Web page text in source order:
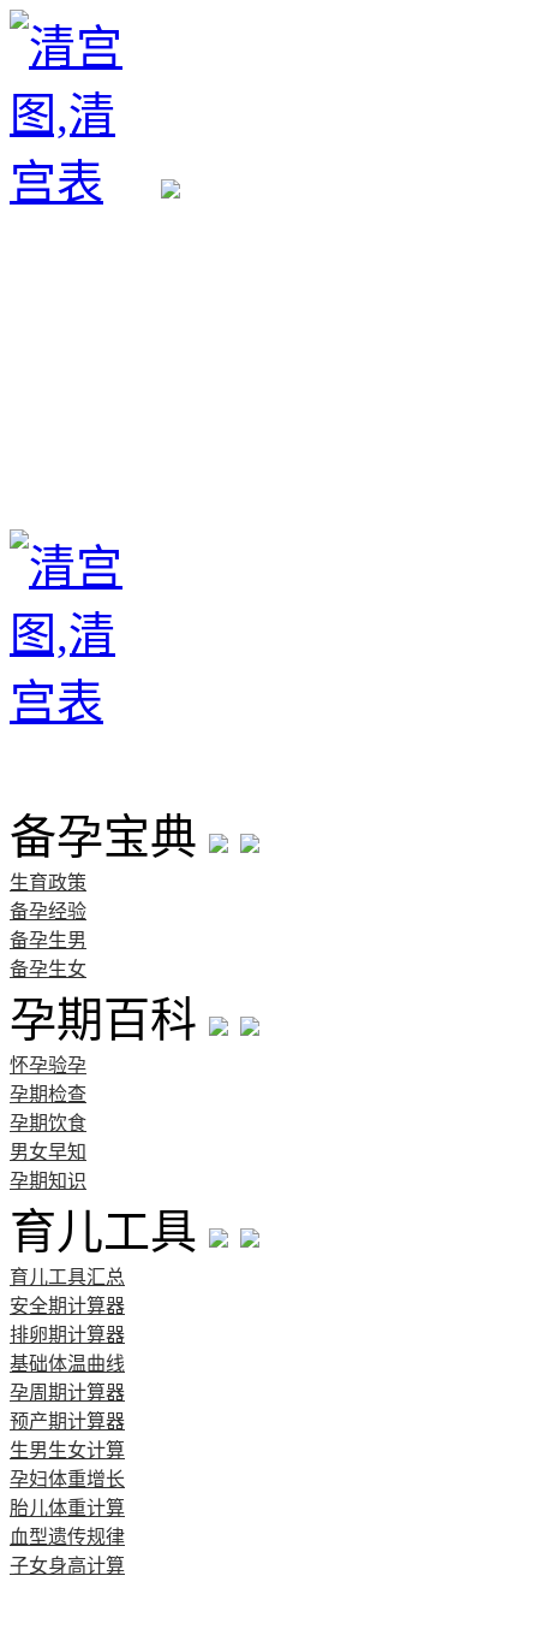
备孕宝典
生育政策
备孕经验
备孕生男
备孕生女
孕期百科
怀孕验孕
孕期检查
孕期饮食
男女早知
孕期知识
育儿工具
育儿工具汇总
安全期计算器
排卵期计算器
基础体温曲线
孕周期计算器
预产期计算器
生男生女计算
孕妇体重增长
胎儿体重计算
血型遗传规律
子女身高计算